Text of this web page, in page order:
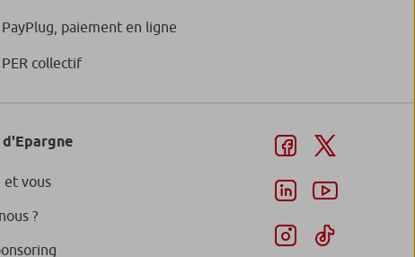
PayPlug, paiement en ligne
PER collectif
et vous
?